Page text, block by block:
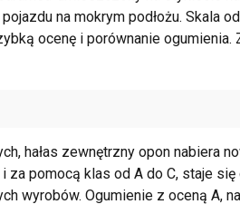
na mokrym podłożu. Skala
ocenę i porównanie ogumienia.
hałas zewnętrzny opon nabiera
za pomocą klas od A do C, staje
wyrobów. Ogumienie z oceną A,